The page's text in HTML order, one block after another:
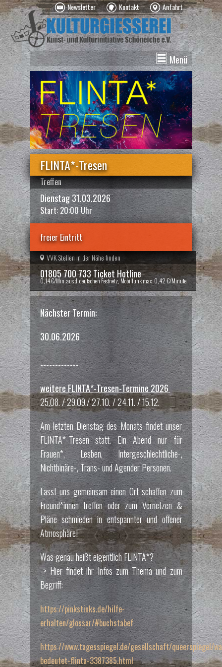
Newsletter Kontakt Anfahrt
Menü
News
Veranstaltungen
Kurse
Vermietung
Über uns
Spenden
FLINTA*-Tresen
Treffen
Dienstag 31.03.2026
Start: 20:00 Uhr
freier Eintritt
VVK Stellen in der Nähe finden
01805 700 733 Ticket Hotline
0,14 €/Min. aus d. deutschen Festnetz, Mobilfunk max. 0,42 €/Minute
Nächster Termin:
30.06.2026
-------------
weitere FLINTA*-Tresen-Termine 2026
25.08. / 29.09./ 27.10. / 24.11. / 15.12.
Am letzten Dienstag des Monats findet unser
FLINTA*-Tresen statt. Ein Abend nur für
Frauen*, Lesben, Intergeschlechtliche-,
Nichtbinäre-, Trans- und Agender Personen.
Lasst uns gemeinsam einen Ort schaffen zum
Freund*innen treffen oder zum Vernetzen &
Pläne schmieden in entspannter und offener
Atmosphäre!
Was genau heißt eigentlich FLINTA*?
-> Hier findet ihr Infos zum Thema und zum
Begriff:
https://pinkstinks.de/hilfe-
erhalten/glossar/#buchstabef
https://www.tagesspiegel.de/gesellschaft/queerspiegel/
bedeutet-flinta-3387385.html